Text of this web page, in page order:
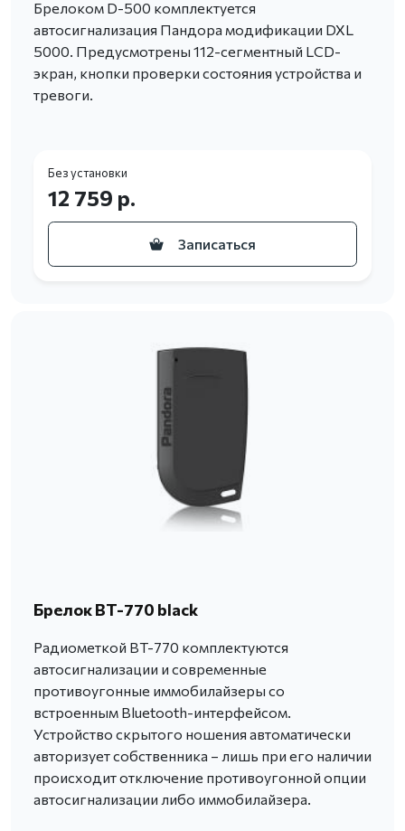
Брелоком D-500 комплектуется
автосигнализация Пандора модификации DXL
5000. Предусмотрены 112-сегментный LCD-
экран, кнопки проверки состояния устройства и
тревоги.
Без установки
12 759 р.
Записаться
Брелок BT-770 black
Радиометкой BT-770 комплектуются
автосигнализации и современные
противоугонные иммобилайзеры со
встроенным Bluetooth-интерфейсом.
Устройство скрытого ношения автоматически
авторизует собственника – лишь при его наличии
происходит отключение противоугонной опции
автосигнализации либо иммобилайзера.